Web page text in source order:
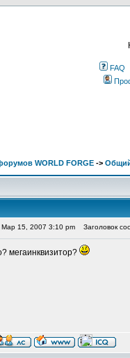
FAQ
WORLD FORGE ->
15, 2007 3:10 pm Заголовок
мегаинквизитор?